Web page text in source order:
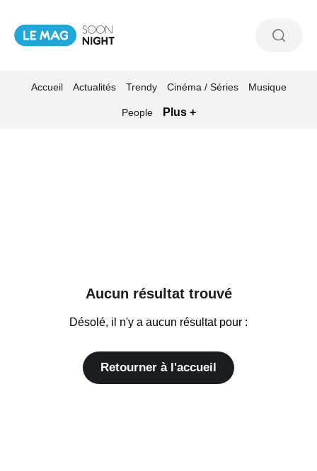
Accueil Actualités Trendy Cinéma / Séries Musique
People Plus +
Aucun résultat trouvé
Désolé, il n'y a aucun résultat pour :
Retourner à l'accueil